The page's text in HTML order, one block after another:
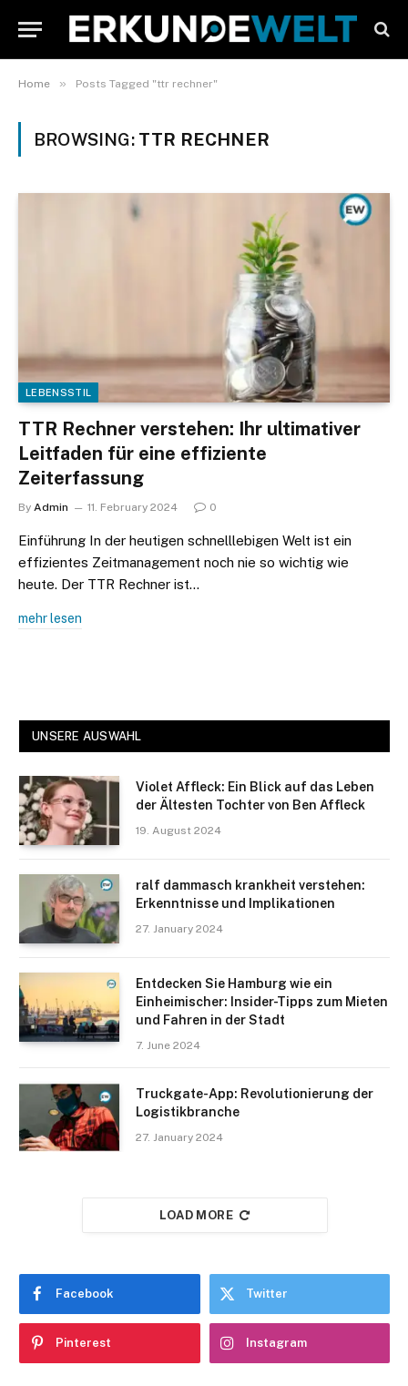
Home » Posts Tagged "ttr rechner"
BROWSING: TTR RECHNER
LEBENSSTIL
TTR Rechner verstehen: Ihr ultimativer
Leitfaden für eine effiziente
Zeiterfassung
By Admin 11. February 2024 0
Einführung In der heutigen schnelllebigen Welt ist ein
effizientes Zeitmanagement noch nie so wichtig wie
heute. Der TTR Rechner ist…
mehr lesen
UNSERE AUSWAHL
Violet Affleck: Ein Blick auf das Leben
der Ältesten Tochter von Ben Affleck
19. August 2024
ralf dammasch krankheit verstehen:
Erkenntnisse und Implikationen
27. January 2024
Entdecken Sie Hamburg wie ein
Einheimischer: Insider-Tipps zum Mieten
und Fahren in der Stadt
7. June 2024
Truckgate-App: Revolutionierung der
Logistikbranche
27. January 2024
LOAD MORE
Facebook Twitter
Pinterest Instagram